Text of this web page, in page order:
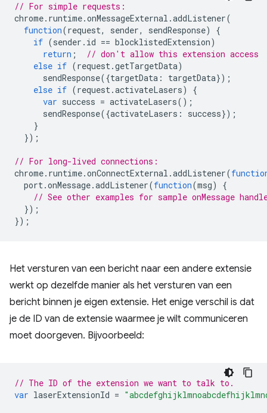
// For simple requests:
chrome. runtime.onMessageExternal .addListener(
function(request, sender, sendResponse)
{
if (sender . id == blocklistedExtension)
return ;
// don't allow this extension access
else if (request.getTargetData)
sendResponse({targetData : targetData});
else if (request.activateLasers)
{
var success = activateLasers();
sendResponse({activateLasers : success});
}
});
// For long-lived connections:
chrome. runtime.onConnectExternal .addListener(
port.onMessage.addListener(function(msg)
{
// See other examples for sample onMessage
});
});
Het versturen van een bericht naar een andere extensie
werkt op dezelfde manier als het versturen van een
bericht binnen je eigen extensie. Het enige verschil is dat
je de ID van de extensie waarmee je wilt communiceren
moet doorgeven. Bijvoorbeeld:
// The ID of the extension we want to talk to.
var laserExtensionId =